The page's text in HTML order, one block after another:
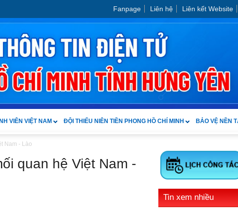
Fanpage Liên hệ Liên kết Website
VIÊN VIỆT NAM ĐỘI THIẾU NIÊN TIỀN PHONG HỒ CHÍ MINH BẢO VỆ NỀN
Nam - Lào
quan hệ Việt Nam -
Tin xem nhiều